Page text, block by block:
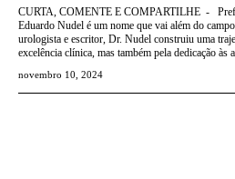
CURTA, COMENTE E COMPARTILHE -
Eduardo Nudel é um nome que vai além do
urologista e escritor, Dr. Nudel construiu uma
excelência clínica, mas também pela dedicação às
novembro 10, 2024